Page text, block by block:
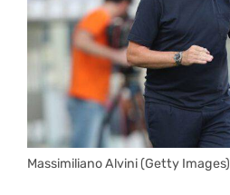
Massimiliano Alvini (Getty Images)